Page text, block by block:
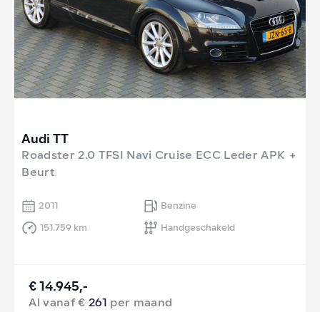
Audi TT
Roadster 2.0 TFSI Navi Cruise ECC Leder APK +
Beurt
2011
Benzine
151.759 km
Handgeschakeld
€ 14.945,-
Al vanaf €261 per maand